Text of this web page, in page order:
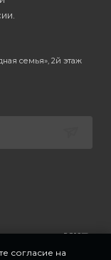
семья», 2й этаж
согласие на